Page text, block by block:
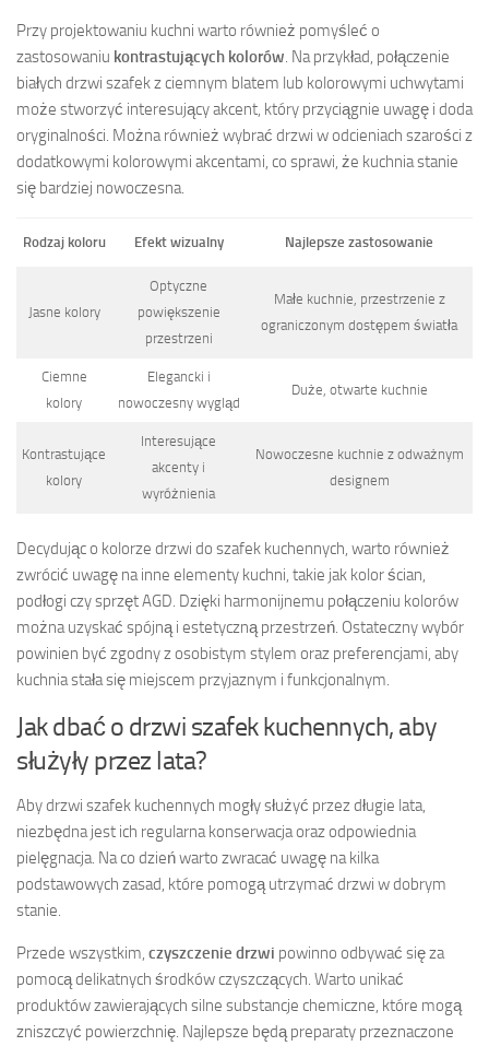
Przy projektowaniu kuchni warto również pomyśleć o
zastosowaniu kontrastujących kolorów. Na przykład, połączenie
białych drzwi szafek z ciemnym blatem lub kolorowymi uchwytami
może stworzyć interesujący akcent, który przyciągnie uwagę i doda
oryginalności. Można również wybrać drzwi w odcieniach szarości z
dodatkowymi kolorowymi akcentami, co sprawi, że kuchnia stanie
się bardziej nowoczesna.
Rodzaj koloru Efekt wizualny Najlepsze zastosowanie
Jasne kolory
Optyczne
powiększenie
przestrzeni
Małe kuchnie, przestrzenie z
ograniczonym dostępem światła
Ciemne
kolory
Elegancki i
nowoczesny wygląd
Duże, otwarte kuchnie
Kontrastujące
kolory
Interesujące
akcenty i
wyróżnienia
Nowoczesne kuchnie z odważnym
designem
Decydując o kolorze drzwi do szafek kuchennych, warto również
zwrócić uwagę na inne elementy kuchni, takie jak kolor ścian,
podłogi czy sprzęt AGD. Dzięki harmonijnemu połączeniu kolorów
można uzyskać spójną i estetyczną przestrzeń. Ostateczny wybór
powinien być zgodny z osobistym stylem oraz preferencjami, aby
kuchnia stała się miejscem przyjaznym i funkcjonalnym.
Jak dbać o drzwi szafek kuchennych, aby
służyły przez lata?
Aby drzwi szafek kuchennych mogły służyć przez długie lata,
niezbędna jest ich regularna konserwacja oraz odpowiednia
pielęgnacja. Na co dzień warto zwracać uwagę na kilka
podstawowych zasad, które pomogą utrzymać drzwi w dobrym
stanie.
Przede wszystkim, czyszczenie drzwi powinno odbywać się za
pomocą delikatnych środków czyszczących. Warto unikać
produktów zawierających silne substancje chemiczne, które mogą
zniszczyć powierzchnię. Najlepsze będą preparaty przeznaczone